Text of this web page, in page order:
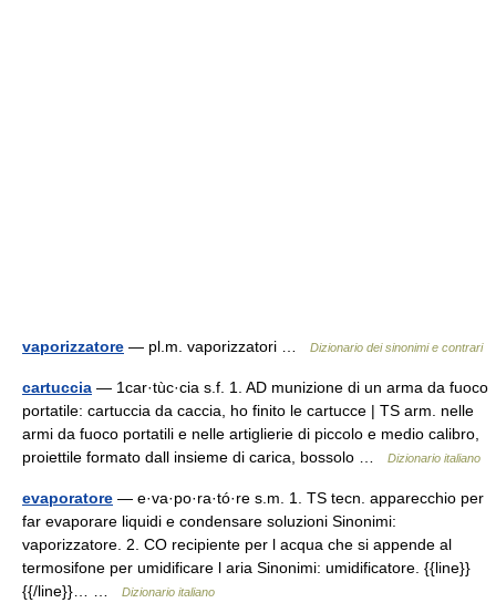
vaporizzatore — pl.m. vaporizzatori … Dizionario dei sinonimi e contrari
cartuccia — 1car·tùc·cia s.f. 1. AD munizione di un arma da fuoco
portatile: cartuccia da caccia, ho finito le cartucce | TS arm. nelle
armi da fuoco portatili e nelle artiglierie di piccolo e medio calibro,
proiettile formato dall insieme di carica, bossolo …
Dizionario italiano
evaporatore — e·va·po·ra·tó·re s.m. 1. TS tecn. apparecchio per
far evaporare liquidi e condensare soluzioni Sinonimi:
vaporizzatore. 2. CO recipiente per l acqua che si appende al
termosifone per umidificare l aria Sinonimi: umidificatore. {{line}}
{{/line}}… …
Dizionario italiano